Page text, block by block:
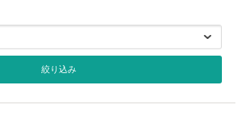
通訳・ガイド